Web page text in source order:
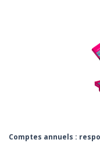
Comptes annuels :